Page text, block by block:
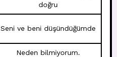
doğru
Seni ve beni düşündüğümde
Neden bilmiyorum.